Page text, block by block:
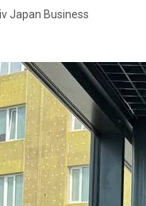
Japan Business